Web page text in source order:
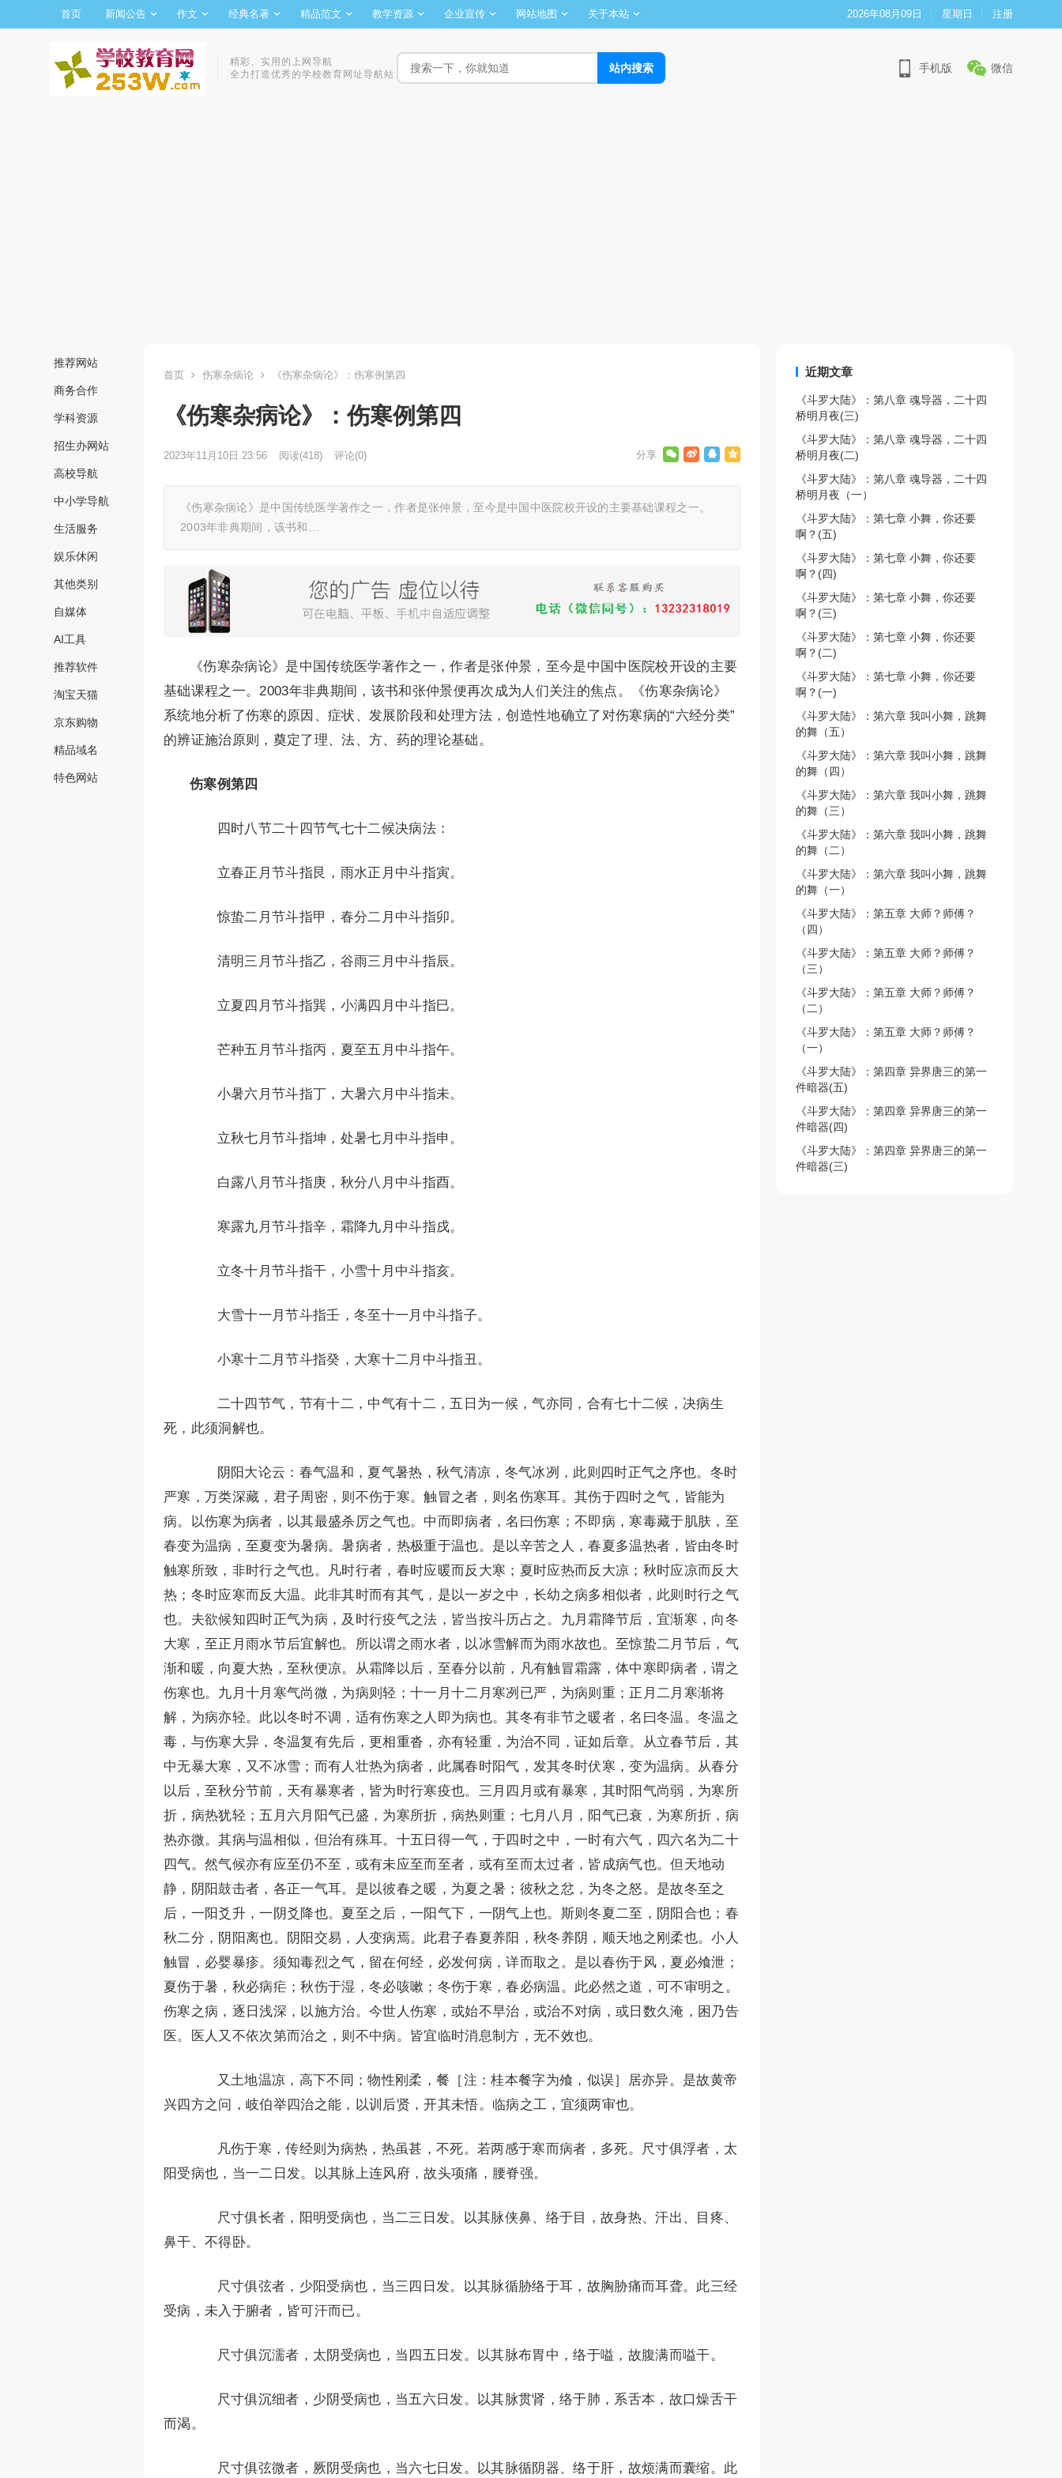
首页 新闻公告 作文 经典名著 精品范文 教学资源 企业宣传 网站地图 关于本站 2026年08月09日 星期日 注册
精彩、实用的上网导航
全力打造优秀的学校教育网址导航站
手机版 微信
推荐网站
商务合作
学科资源
招生办网站
高校导航
中小学导航
生活服务
娱乐休闲
其他类别
自媒体
AI工具
推荐软件
淘宝天猫
京东购物
精品域名
特色网站
首页 伤寒杂病论 《伤寒杂病论》：伤寒例第四
《伤寒杂病论》：伤寒例第四
2023年11月10日 23:56 阅读(418) 评论(0)
《伤寒杂病论》是中国传统医学著作之一，作者是张仲景，至今是中国中医院校开设的主要基础课程之一。
2003年非典期间，该书和…
《伤寒杂病论》是中国传统医学著作之一，作者是张仲景，至今是中国中医院校开设的主要
基础课程之一。2003年非典期间，该书和张仲景便再次成为人们关注的焦点。《伤寒杂病论》
系统地分析了伤寒的原因、症状、发展阶段和处理方法，创造性地确立了对伤寒病的“六经分类”
的辨证施治原则，奠定了理、法、方、药的理论基础。
伤寒例第四
四时八节二十四节气七十二候决病法：
立春正月节斗指艮，雨水正月中斗指寅。
惊蛰二月节斗指甲，春分二月中斗指卯。
清明三月节斗指乙，谷雨三月中斗指辰。
立夏四月节斗指巽，小满四月中斗指巳。
芒种五月节斗指丙，夏至五月中斗指午。
小暑六月节斗指丁，大暑六月中斗指未。
立秋七月节斗指坤，处暑七月中斗指申。
白露八月节斗指庚，秋分八月中斗指酉。
寒露九月节斗指辛，霜降九月中斗指戌。
立冬十月节斗指干，小雪十月中斗指亥。
大雪十一月节斗指壬，冬至十一月中斗指子。
小寒十二月节斗指癸，大寒十二月中斗指丑。
二十四节气，节有十二，中气有十二，五日为一候，气亦同，合有七十二候，决病生
死，此须洞解也。
阴阳大论云：春气温和，夏气暑热，秋气清凉，冬气冰冽，此则四时正气之序也。冬时
严寒，万类深藏，君子周密，则不伤于寒。触冒之者，则名伤寒耳。其伤于四时之气，皆能为
病。以伤寒为病者，以其最盛杀厉之气也。中而即病者，名曰伤寒；不即病，寒毒藏于肌肤，至
春变为温病，至夏变为暑病。暑病者，热极重于温也。是以辛苦之人，春夏多温热者，皆由冬时
触寒所致，非时行之气也。凡时行者，春时应暖而反大寒；夏时应热而反大凉；秋时应凉而反大
热；冬时应寒而反大温。此非其时而有其气，是以一岁之中，长幼之病多相似者，此则时行之气
也。夫欲候知四时正气为病，及时行疫气之法，皆当按斗历占之。九月霜降节后，宜渐寒，向冬
大寒，至正月雨水节后宜解也。所以谓之雨水者，以冰雪解而为雨水故也。至惊蛰二月节后，气
渐和暖，向夏大热，至秋便凉。从霜降以后，至春分以前，凡有触冒霜露，体中寒即病者，谓之
伤寒也。九月十月寒气尚微，为病则轻；十一月十二月寒冽已严，为病则重；正月二月寒渐将
解，为病亦轻。此以冬时不调，适有伤寒之人即为病也。其冬有非节之暖者，名曰冬温。冬温之
毒，与伤寒大异，冬温复有先后，更相重沓，亦有轻重，为治不同，证如后章。从立春节后，其
中无暴大寒，又不冰雪；而有人壮热为病者，此属春时阳气，发其冬时伏寒，变为温病。从春分
以后，至秋分节前，天有暴寒者，皆为时行寒疫也。三月四月或有暴寒，其时阳气尚弱，为寒所
折，病热犹轻；五月六月阳气已盛，为寒所折，病热则重；七月八月，阳气已衰，为寒所折，病
热亦微。其病与温相似，但治有殊耳。十五日得一气，于四时之中，一时有六气，四六名为二十
四气。然气候亦有应至仍不至，或有未应至而至者，或有至而太过者，皆成病气也。但天地动
静，阴阳鼓击者，各正一气耳。是以彼春之暖，为夏之暑；彼秋之忿，为冬之怒。是故冬至之
后，一阳爻升，一阴爻降也。夏至之后，一阳气下，一阴气上也。斯则冬夏二至，阴阳合也；春
秋二分，阴阳离也。阴阳交易，人变病焉。此君子春夏养阳，秋冬养阴，顺天地之刚柔也。小人
触冒，必婴暴疹。须知毒烈之气，留在何经，必发何病，详而取之。是以春伤于风，夏必飧泄；
夏伤于暑，秋必病疟；秋伤于湿，冬必咳嗽；冬伤于寒，春必病温。此必然之道，可不审明之。
伤寒之病，逐日浅深，以施方治。今世人伤寒，或始不早治，或治不对病，或日数久淹，困乃告
医。医人又不依次第而治之，则不中病。皆宜临时消息制方，无不效也。
又土地温凉，高下不同；物性刚柔，餐［注：桂本餐字为飧，似误］居亦异。是故黄帝
兴四方之问，岐伯举四治之能，以训后贤，开其未悟。临病之工，宜须两审也。
凡伤于寒，传经则为病热，热虽甚，不死。若两感于寒而病者，多死。尺寸俱浮者，太
阳受病也，当一二日发。以其脉上连风府，故头项痛，腰脊强。
尺寸俱长者，阳明受病也，当二三日发。以其脉侠鼻、络于目，故身热、汗出、目疼、
鼻干、不得卧。
尺寸俱弦者，少阳受病也，当三四日发。以其脉循胁络于耳，故胸胁痛而耳聋。此三经
受病，未入于腑者，皆可汗而已。
尺寸俱沉濡者，太阴受病也，当四五日发。以其脉布胃中，络于嗌，故腹满而嗌干。
尺寸俱沉细者，少阴受病也，当五六日发。以其脉贯肾，络于肺，系舌本，故口燥舌干
而渴。
尺寸俱弦微者，厥阴受病也，当六七日发。以其脉循阴器、络于肝，故烦满而囊缩。此
近期文章
《斗罗大陆》：第八章 魂导器，二十四
桥明月夜(三)
《斗罗大陆》：第八章 魂导器，二十四
桥明月夜(二)
《斗罗大陆》：第八章 魂导器，二十四
桥明月夜（一）
《斗罗大陆》：第七章 小舞，你还要
啊？(五)
《斗罗大陆》：第七章 小舞，你还要
啊？(四)
《斗罗大陆》：第七章 小舞，你还要
啊？(三)
《斗罗大陆》：第七章 小舞，你还要
啊？(二)
《斗罗大陆》：第七章 小舞，你还要
啊？(一)
《斗罗大陆》：第六章 我叫小舞，跳舞
的舞（五）
《斗罗大陆》：第六章 我叫小舞，跳舞
的舞（四）
《斗罗大陆》：第六章 我叫小舞，跳舞
的舞（三）
《斗罗大陆》：第六章 我叫小舞，跳舞
的舞（二）
《斗罗大陆》：第六章 我叫小舞，跳舞
的舞（一）
《斗罗大陆》：第五章 大师？师傅？
（四）
《斗罗大陆》：第五章 大师？师傅？
（三）
《斗罗大陆》：第五章 大师？师傅？
（二）
《斗罗大陆》：第五章 大师？师傅？
（一）
《斗罗大陆》：第四章 异界唐三的第一
件暗器(五)
《斗罗大陆》：第四章 异界唐三的第一
件暗器(四)
《斗罗大陆》：第四章 异界唐三的第一
件暗器(三)